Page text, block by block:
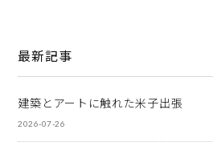
最新記事
建築とアートに触れた米子出張
2026-07-26